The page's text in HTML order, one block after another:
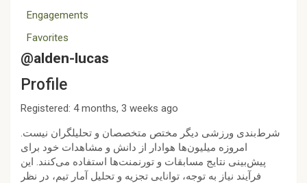
Engagements
Favorites
@alden-lucas
Profile
Registered: 4 months, 3 weeks ago
شرط‌بندی ورزشی دیگر مختص متخصصان و تحلیلگران نیست.
امروزه میلیون‌ها هوادار از دانش و مشاهدات خود برای
پیش‌بینی نتایج مسابقات و تورنمنت‌ها استفاده می‌کنند. این
فرآیند نیاز به توجه، توانایی تجزیه و تحلیل آمار تیم، در نظر